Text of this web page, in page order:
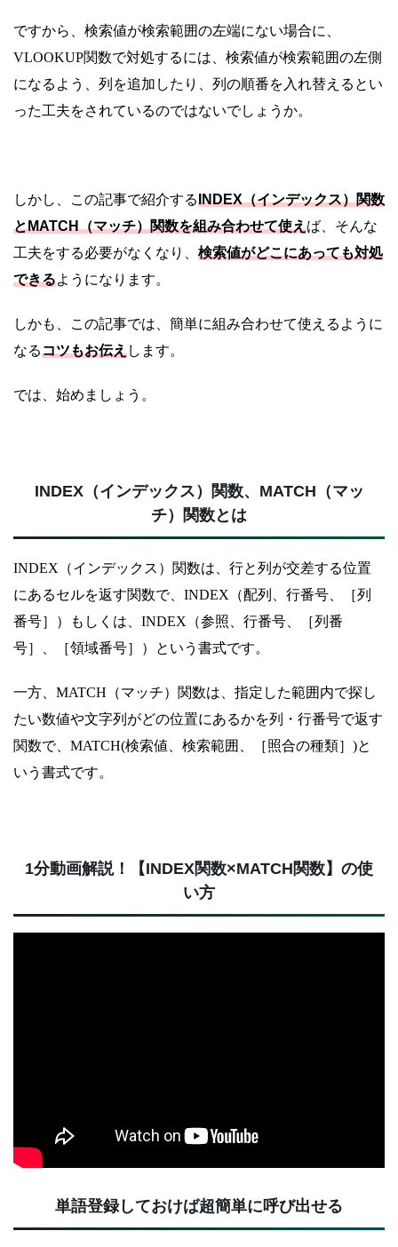
ですから、検索値が検索範囲の左端にない場合に、
VLOOKUP関数で対処するには、検索値が検索範囲の左側
になるよう、列を追加したり、列の順番を入れ替えるとい
った工夫をされているのではないでしょうか。
しかし、この記事で紹介するINDEX（インデックス）関数
とMATCH（マッチ）関数を組み合わせて使えば、そんな
工夫をする必要がなくなり、 検索値がどこにあっても対処
できるようになります。
しかも、この記事では、簡単に組み合わせて使えるように
なるコツもお伝えします。
では、始めましょう。
INDEX（インデックス）関数、MATCH（マッ
チ）関数とは
INDEX（インデックス）関数は、行と列が交差する位置
にあるセルを返す関数で、INDEX（配列、行番号、［列
番号］）もしくは、INDEX（参照、行番号、［列番
号］、［領域番号］）という書式です。
一方、MATCH（マッチ）関数は、指定した範囲内で探し
たい数値や文字列がどの位置にあるかを列・行番号で返す
関数で、MATCH(検索値、検索範囲、［照合の種類］)と
いう書式です。
1分動画解説！【INDEX関数×MATCH関数】の使
い方
単語登録しておけば超簡単に呼び出せる